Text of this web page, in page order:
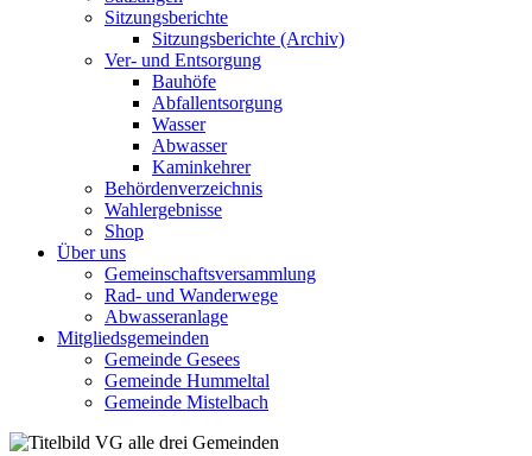
Sitzungsberichte
Sitzungsberichte (Archiv)
Ver- und Entsorgung
Bauhöfe
Abfallentsorgung
Wasser
Abwasser
Kaminkehrer
Behördenverzeichnis
Wahlergebnisse
Shop
Über uns
Gemeinschaftsversammlung
Rad- und Wanderwege
Abwasseranlage
Mitgliedsgemeinden
Gemeinde Gesees
Gemeinde Hummeltal
Gemeinde Mistelbach